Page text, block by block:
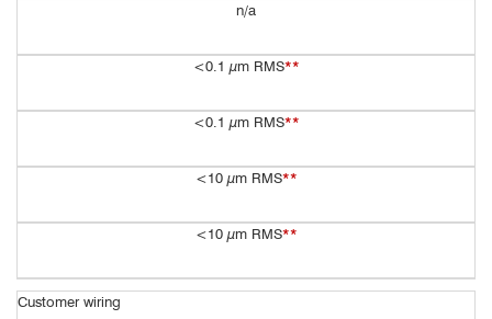
n/a
<0.1 µm RMS**
<0.1 µm RMS**
<10 µm RMS**
<10 µm RMS**
Customer wiring